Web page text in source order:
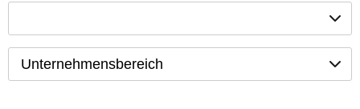
Unternehmensbereich